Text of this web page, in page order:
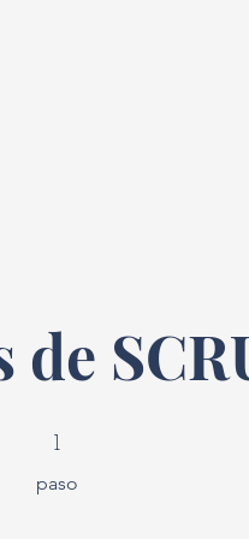
1
paso
1 paso